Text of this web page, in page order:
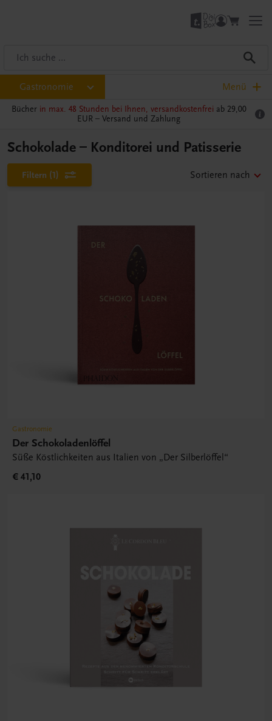
Gastronomie Menü
Bücher in max. 48 Stunden bei Ihnen, versandkostenfrei ab 29,00
EUR – Versand und Zahlung
Schokolade – Konditorei und Patisserie
Filtern (1) Sortieren nach
Gastronomie
Der Schokoladenlöffel
Süße Köstlichkeiten aus Italien von „Der Silberlöffel“
€ 41,10